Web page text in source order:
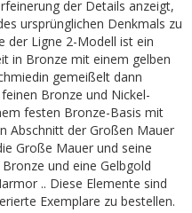
der Details anzeigt,
ursprünglichen Denkmals zu
der Ligne 2-Modell ist ein
in Bronze mit einem gelben
gemeißelt dann
Bronze und Nickel-
festen Bronze-Basis mit
Abschnitt der Großen Mauer
Große Mauer und seine
und eine Gelbgold
.. Diese Elemente sind
Exemplare zu bestellen.